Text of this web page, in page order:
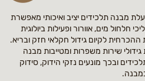
מבנה תלכידים יציב ואיכותי מאפשרת
חלחול מים, אוורור ופעילות ביולוגית
ההכרחית לקיום גידול חקלאי חזק ובריא.
גידולי שירות משפרות ומטייבות מבנה
ובכך מונעים נזקי הידוק, סידוק